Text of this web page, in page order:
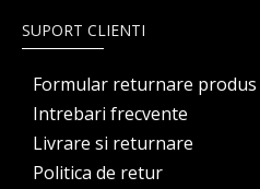
SUPORT CLIENTI
Formular returnare produs
Intrebari frecvente
Livrare si returnare
Politica de retur